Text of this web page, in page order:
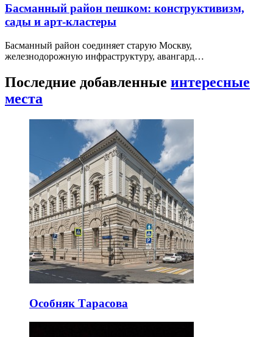
Басманный район пешком: конструктивизм,
сады и арт-кластеры
Басманный район соединяет старую Москву,
железнодорожную инфраструктуру, авангард…
Последние добавленные интересные
места
Особняк Тарасова